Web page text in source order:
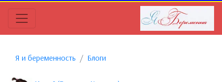
Я и беременность Блоги